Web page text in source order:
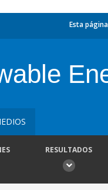
Esta
RESULTADOS